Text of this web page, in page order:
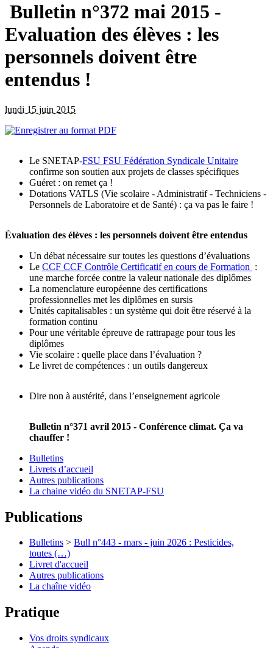
Bulletin n°372 mai 2015 -
Evaluation des élèves : les
personnels doivent être
entendus !
lundi 15 juin 2015
Le SNETAP-FSU FSU Fédération Syndicale Unitaire
confirme son soutien aux projets de classes spécifiques
Guéret : on remet ça !
Dotations VATLS (Vie scolaire - Administratif - Techniciens -
Personnels de Laboratoire et de Santé) : ça va pas le faire !
Évaluation des élèves : les personnels doivent être entendus
Un débat nécessaire sur toutes les questions d’évaluations
Le CCF CCF Contrôle Certificatif en cours de Formation :
une marche forcée contre la valeur nationale des diplômes
La nomenclature européenne des certifications
professionnelles met les diplômes en sursis
Unités capitalisables : un système qui doit être réservé à la
formation continu
Pour une véritable épreuve de rattrapage pour tous les
diplômes
Vie scolaire : quelle place dans l’évaluation ?
Le livret de compétences : un outils dangereux
Dire non à austérité, dans l’enseignement agricole
Bulletin n°371 avril 2015 - Conférence climat. Ça va
chauffer !
Bulletins
Livrets d’accueil
Autres publications
La chaine vidéo du SNETAP-FSU
Publications
Bulletins > Bull n°443 - mars - juin 2026 : Pesticides,
toutes (…)
Livret d'accueil
Autres publications
La chaîne vidéo
Pratique
Vos droits syndicaux